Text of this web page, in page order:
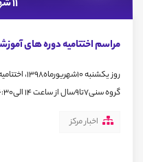
11 شهریور 1398
مراسم اختتامیه دوره های آموزشی
روز یکشنبه
گروه سنی7تا9سال از ساعت 14 الی16:30 باحضور خانواده فراگیران، مدرس دوره ه...
اخبار مرکز